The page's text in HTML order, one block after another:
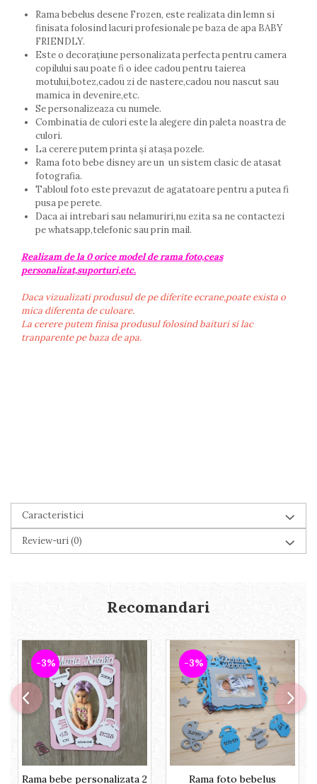
Rama bebelus desene Frozen, este realizata din lemn si
finisata folosind lacuri profesionale pe baza de apa BABY
FRIENDLY.
Este o decorațiune personalizata perfecta pentru camera
copilului sau poate fi o idee cadou pentru taierea
motului,botez,cadou zi de nastere,cadou nou nascut sau
mamica in devenire,etc.
Se personalizeaza cu numele.
Combinatia de culori este la alegere din paleta noastra de
culori.
La cerere putem printa și atașa pozele.
Rama foto bebe disney are un un sistem clasic de atasat
fotografia.
Tabloul foto este prevazut de agatatoare pentru a putea fi
pusa pe perete.
Daca ai intrebari sau nelamuriri,nu ezita sa ne contactezi
pe whatsapp,telefonic sau prin mail.
Realizam de la 0 orice model de rama foto,ceas
personalizat,suporturi,etc.
Daca vizualizati produsul de pe diferite ecrane,poate exista o
mica diferenta de culoare.
La cerere putem finisa produsul folosind baituri si lac
tranparente pe baza de apa.
Caracteristici
Review-uri(0)
Recomandari
-3%
Rama bebe personalizata 2
-3%
Rama foto bebelus